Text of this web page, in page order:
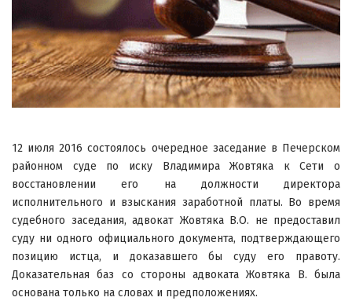
12 июля 2016 состоялось очередное заседание в Печерском
районном суде по иску Владимира Жовтяка к Сети о
восстановлении его на должности директора
исполнительного и взыскания заработной платы. Во время
судебного заседания, адвокат Жовтяка В.О. не предоставил
суду ни одного официального документа, подтверждающего
позицию истца, и доказавшего бы суду его правоту.
Доказательная баз со стороны адвоката Жовтяка В. была
основана только на словах и предположениях.